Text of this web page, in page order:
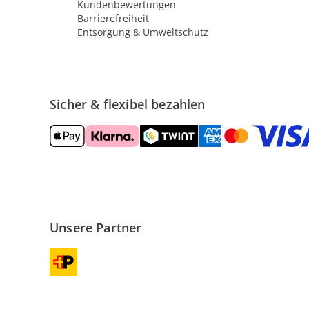
Kundenbewertungen
Barrierefreiheit
Entsorgung & Umweltschutz
Sicher & flexibel bezahlen
Unsere Partner